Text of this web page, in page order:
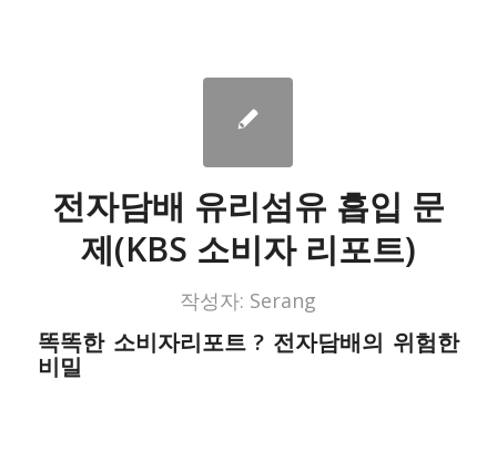
전자담배 유리섬유 흡입 문
제(KBS 소비자 리포트)
작성자: Serang
똑똑한 소비자리포트 ? 전자담배의 위험한
비밀